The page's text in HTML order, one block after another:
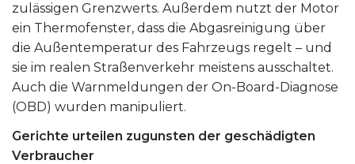
zulässigen Grenzwerts. Außerdem nutzt der Motor
ein Thermofenster, dass die Abgasreinigung über
die Außentemperatur des Fahrzeugs regelt – und
sie im realen Straßenverkehr meistens ausschaltet.
Auch die Warnmeldungen der On-Board-Diagnose
(OBD) wurden manipuliert.
Gerichte urteilen zugunsten der geschädigten
Verbraucher